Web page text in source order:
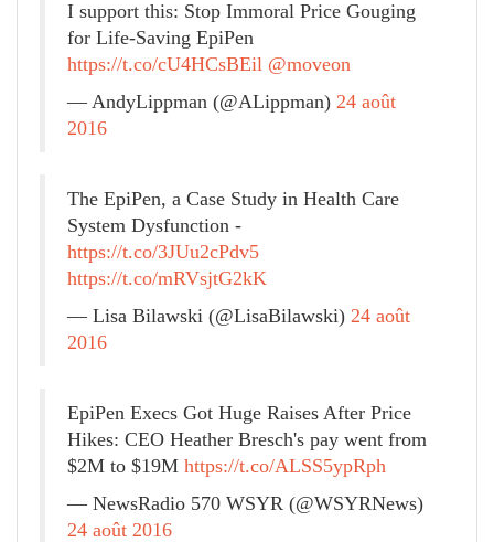
I support this: Stop Immoral Price Gouging
for Life-Saving EpiPen
https://t.co/cU4HCsBEil @moveon
— AndyLippman (@ALippman) 24 août
2016
The EpiPen, a Case Study in Health Care
System Dysfunction -
https://t.co/3JUu2cPdv5
https://t.co/mRVsjtG2kK
— Lisa Bilawski (@LisaBilawski) 24 août
2016
EpiPen Execs Got Huge Raises After Price
Hikes: CEO Heather Bresch's pay went from
$2M to $19M https://t.co/ALSS5ypRph
— NewsRadio 570 WSYR (@WSYRNews)
24 août 2016